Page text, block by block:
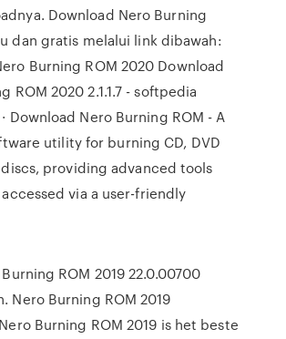
Download Nero Burning
dan gratis melalui link dibawah:
Burning ROM 2020 Download
ROM 2020 2.1.1.7 - softpedia
Download Nero Burning ROM - A
utility for burning CD, DVD
providing advanced tools
via a user-friendly
ROM 2019 22.0.00700
Nero Burning ROM 2019
Burning ROM 2019 is het beste